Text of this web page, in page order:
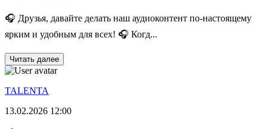
🎧 Друзья, давайте делать наш аудиоконтент по‑настоящему
ярким и удобным для всех! 🎧 Когд...
Читать далее
TALENTA
13.02.2026 12:00